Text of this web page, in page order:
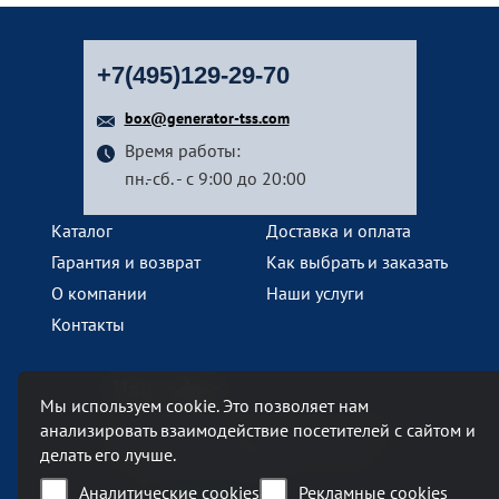
+7(495)129-29-70
box@generator-tss.com
Время работы:
пн.-сб. - с 9:00 до 20:00
Каталог
Доставка и оплата
Гарантия и возврат
Как выбрать и заказать
О компании
Наши услуги
Контакты
Москва, Ленинский проспект, 119А
Бизнес-центр «Ленинский 119А»
метро Тропарево
Мы используем cookie. Это позволяет нам
анализировать взаимодействие посетителей с сайтом и
делать его лучше.
Аналитические cookies
Рекламные cookies